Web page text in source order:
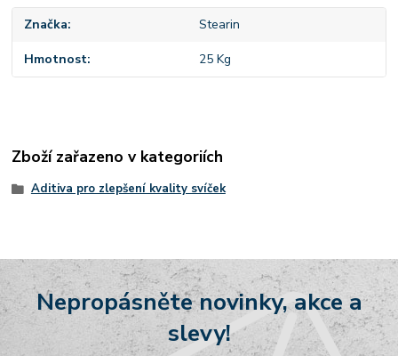
Značka Stearin
Hmotnost 25 Kg
Zboží zařazeno v kategoriích
Aditiva pro zlepšení kvality svíček
Nepropásněte novinky, akce a
slevy!